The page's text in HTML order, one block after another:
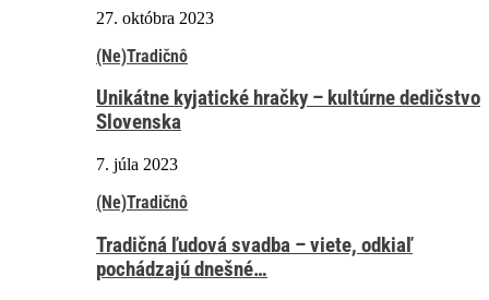
27. októbra 2023
(Ne)Tradičnô
Unikátne kyjatické hračky – kultúrne dedičstvo
Slovenska
7. júla 2023
(Ne)Tradičnô
Tradičná ľudová svadba – viete, odkiaľ
pochádzajú dnešné…